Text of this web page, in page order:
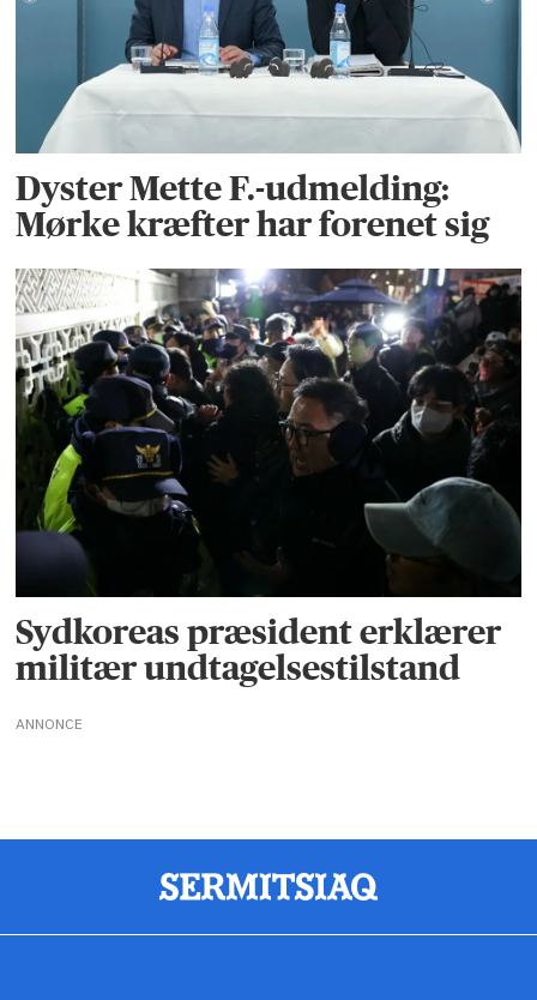
Dyster Mette F.-udmelding:
Mørke kræfter har forenet sig
Sydkoreas præsident erklærer
militær undtagelsestilstand
ANNONCE